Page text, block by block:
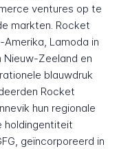
ventures op te
markten. Rocket
Lamoda in
Nieuw-Zeeland en
blauwdruk
Rocket
hun regionale
holdingentiteit
geïncorporeerd in